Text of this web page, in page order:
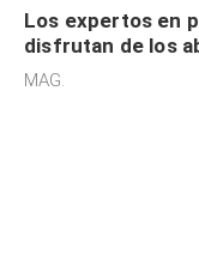
Los expertos en
disfrutan de los
sensibilidad a los
MAG.